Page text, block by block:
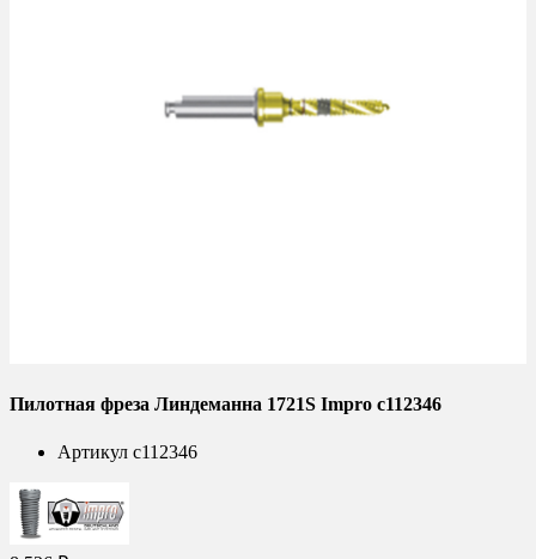
Пилотная фреза Линдеманна 1721S Impro c112346
Артикул c112346